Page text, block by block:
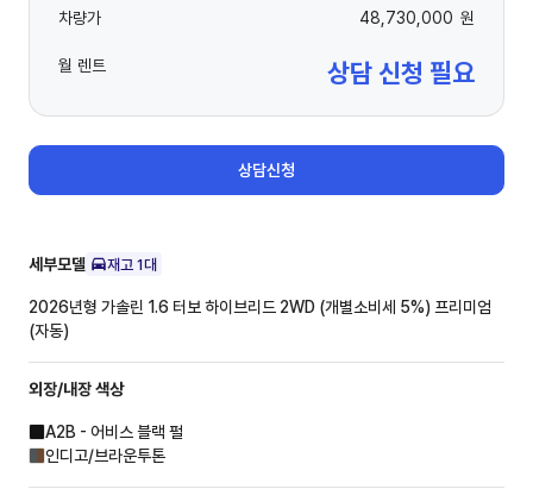
차량가 48,730,000 원
월 렌트 상담 신청 필요
상담신청
세부모델 재고 1대
2026년형 가솔린 1.6 터보 하이브리드 2WD (개별소비세 5%) 프리미엄
(자동)
외장/내장색상
A2B - 어비스 블랙 펄
인디고/브라운투톤